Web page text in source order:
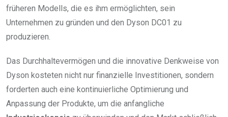
früheren Modells, die es ihm ermöglichten, sein
Unternehmen zu gründen und den Dyson DC01 zu
produzieren.
Das Durchhaltevermögen und die innovative Denkweise von
Dyson kosteten nicht nur finanzielle Investitionen, sondern
forderten auch eine kontinuierliche Optimierung und
Anpassung der Produkte, um die anfangliche